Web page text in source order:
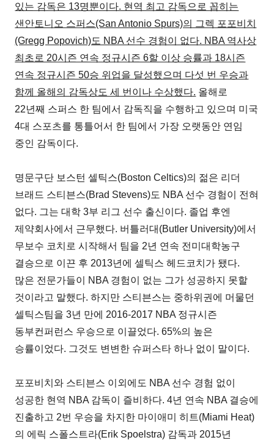
있는 감독은 13명뿐이다. 현역 최고 감독으로 꼽히는
샌안토니오 스퍼스(San Antonio Spurs)의 그렉 포포비치
(Gregg Popovich)도 NBA 선수 경험이 없다. NBA 역사상
최초로 20시즌 연속 정규시즌 6할 이상 승률과 18시즌
연속 정규시즌 50승 위업을 달성했으며 다섯 번 우승과
함께 올해의 감독상도 세 번이나 수상했다. 올해로
22년째 스퍼스 한 팀에서 감독직을 수행하고 있으며 미국
4대 스포츠를 통틀어서 한 팀에서 가장 오랫동안 연임
중인 감독이다.
명문구단 보스턴 셀틱스(Boston Celtics)의 젊은 리더
브래드 스티븐스(Brad Stevens)도 NBA 선수 경험이 전혀
없다. 그는 대학 3부 리그 선수 출신이다. 졸업 후엔
제약회사에서 근무했다. 버틀러대(Butler University)에서
무보수 코치로 시작해서 팀을 2년 연속 전미대학농구
결승으로 이끈 후 2013년에 셀틱스 헤드코치가 됐다.
많은 전문가들이 NBA 경험이 없는 그가 성공하지 못할
것이라고 말했다. 하지만 스티븐스는 중하위권에 머물던
셀틱스팀을 3년 만에 2016-2017 NBA 정규시즌
동부컨퍼런스 우승으로 이끌었다. 65%의 높은
승률이었다. 그것도 변변한 슈퍼스타 하나 없이 말이다.
포포비치와 스티븐스 이외에도 NBA 선수 경험 없이
성공한 현역 NBA 감독이 즐비하다. 4년 연속 NBA 결승에
진출하고 2번 우승을 차지한 마이애미 히트(Miami Heat)
의 에릭 스폴스트라(Erik Spoelstra) 감독과 2015년